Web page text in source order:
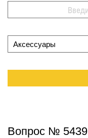
Аксессуары
Вопрос № 5439